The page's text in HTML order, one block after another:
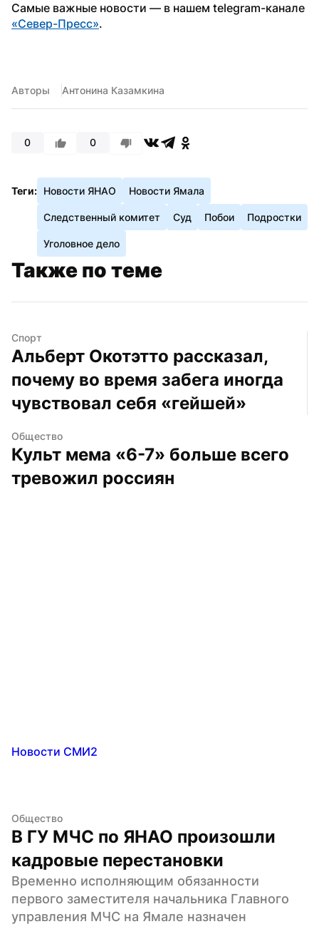
«Север-Пресс».
Авторы Антонина Казамкина
0 0
Теги: Новости ЯНАО Новости Ямала
Следственный комитет Суд Побои Подростки
Уголовное дело
Также по теме
Спорт
Альберт Окотэтто рассказал,
почему во время забега иногда
чувствовал себя «гейшей»
Общество
Культ мема «6-7» больше всего
тревожил россиян
Новости СМИ2
Общество
В ГУ МЧС по ЯНАО произошли
кадровые перестановки
Временно исполняющим обязанности
первого заместителя начальника Главного
управления МЧС на Ямале назначен